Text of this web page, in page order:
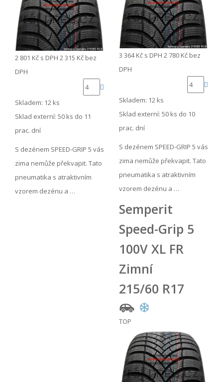
2 801 Kč s DPH 2 315 Kč bez
DPH
Skladem: 12 ks
Sklad externí: 50 ks do 11
prac. dní
S dezénem SPEED-GRIP 5 vás
zima nemůže překvapit. Tato
pneumatika s atraktivním
vzorem dezénu a …
3 364 Kč s DPH 2 780 Kč bez
DPH
Skladem: 12 ks
Sklad externí: 50 ks do 10
prac. dní
S dezénem SPEED-GRIP 5 vás
zima nemůže překvapit. Tato
pneumatika s atraktivním
vzorem dezénu a …
Semperit
Speed-Grip 5
100V XL FR
Zimní
215/60 R17
TOP